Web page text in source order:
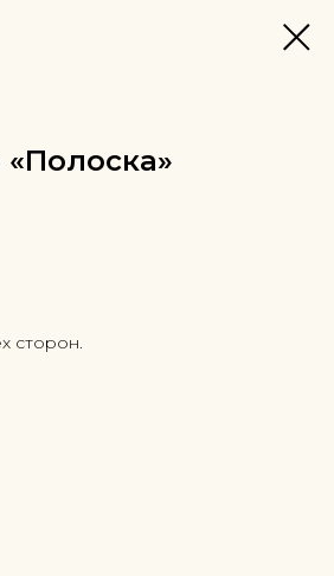
сторон.